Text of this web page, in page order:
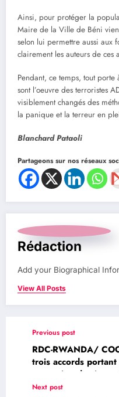
Ainsi, pour protéger la
Maire de la Ville de Béni
selon lui permettre aussi aux
clairement les auteurs de ces
Pendant, ce temps, tout
sont l’oeuvre des terroristes
visiblement changés des
la panique et la terreur en
Blanchard Pataoli
Partageons sur nos réseaux
Rédaction
Add your Biographical
View All Posts
Previous post
RDC-RWANDA/
trois accords
protection des
de l’Or
Next post